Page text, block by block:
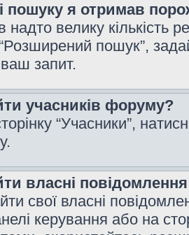
пошуку я отримав
велику кількість
пошук”,
запит.
учасників форуму?
“Учасники”,
власні
свої власні
керування або на